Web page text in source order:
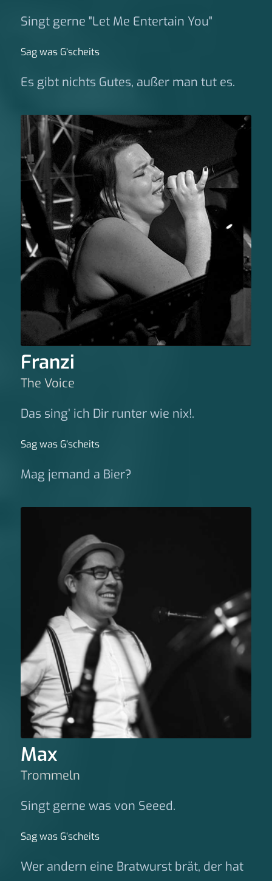
Singt gerne "Let Me Entertain You"
Sag was G‘scheits
Es gibt nichts Gutes, außer man tut es.
Franzi
The Voice
Das sing’ ich Dir runter wie nix!.
Sag was G‘scheits
Mag jemand a Bier?
Max
Trommeln
Singt gerne was von Seeed.
Sag was G‘scheits
Wer andern eine Bratwurst brät, der hat